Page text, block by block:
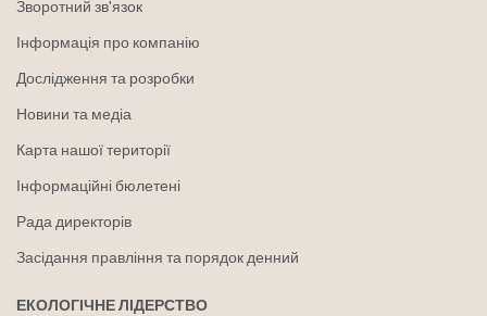
Зворотний зв'язок
Інформація про компанію
Дослідження та розробки
Новини та медіа
Карта нашої території
Інформаційні бюлетені
Рада директорів
Засідання правління та порядок денний
ЕКОЛОГІЧНЕ ЛІДЕРСТВО